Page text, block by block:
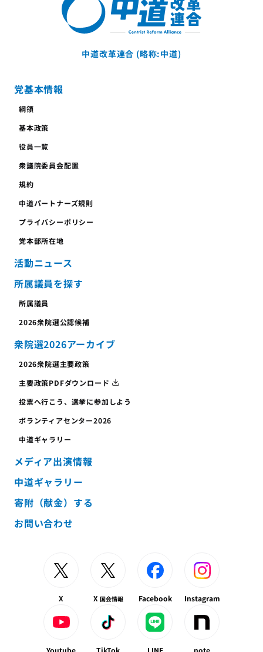
中道改革連合 (略称:中道)
党基本情報
綱領
基本政策
役員一覧
衆議院委員会配置
規約
中道パートナーズ規則
プライバシーポリシー
党本部所在地
活動ニュース
所属議員を探す
所属議員
2026衆院選公認候補
衆院選2026アーカイブ
2026衆院選主要政策
主要政策PDFダウンロード
投票へ行こう、 選挙に参加しよう
ボランティアセンター2026
中道ギャラリー
メディア出演情報
中道ギャラリー
寄附（献金）する
お問い合わせ
X X 国会情報 Facebook Instagram